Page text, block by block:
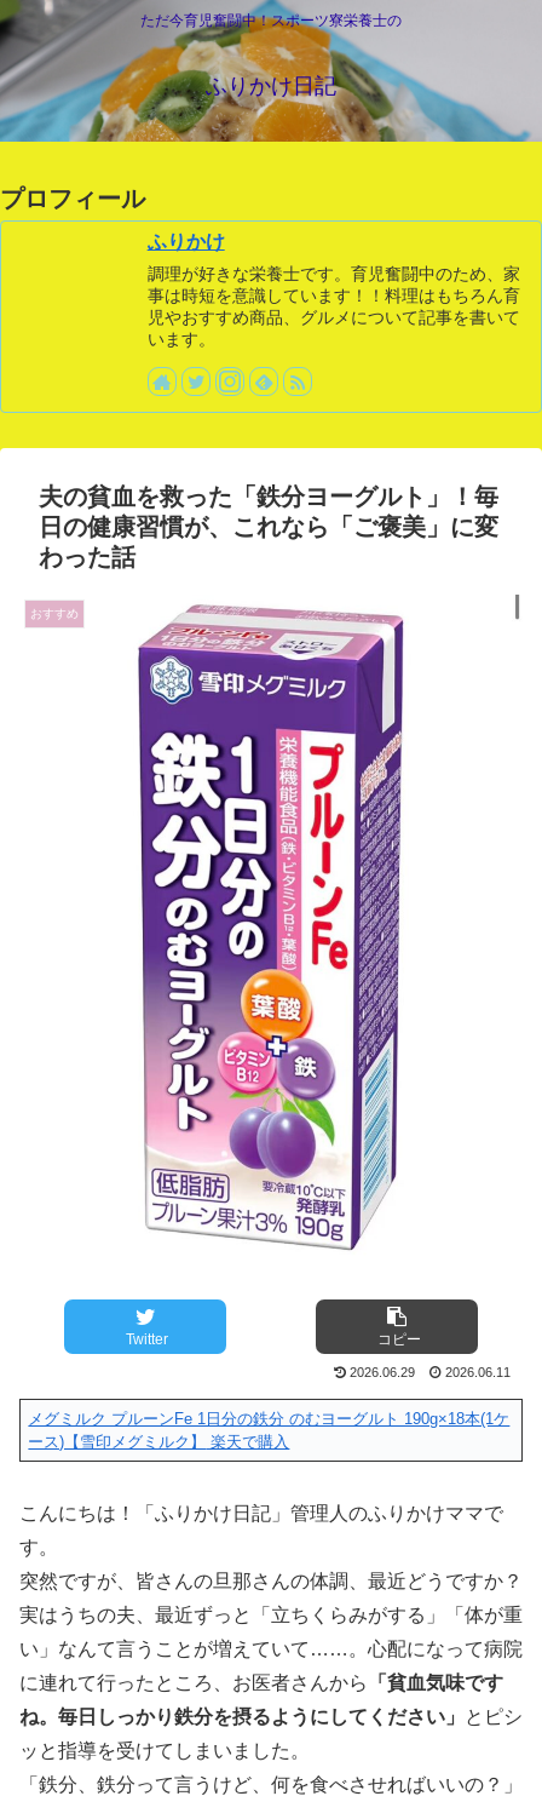
ただ今育児奮闘中！スポーツ寮栄養士の
ふりかけ日記
プロフィール
ふりかけ
調理が好きな栄養士です。育児奮闘中のため、家
事は時短を意識しています！！料理はもちろん育
児やおすすめ商品、グルメについて記事を書いて
います。
夫の貧血を救った「鉄分ヨーグルト」！毎
日の健康習慣が、これなら「ご褒美」に変
わった話
おすすめ
Twitter コピー
2026.06.29 2026.06.11
メグミルク プルーンFe 1日分の鉄分 のむヨーグルト 190g×18本(1ケ
ース)【雪印メグミルク】
楽天で購入
こんにちは！「ふりかけ日記」管理人のふりかけママで
す。
突然ですが、皆さんの旦那さんの体調、最近どうですか？
実はうちの夫、最近ずっと「立ちくらみがする」「体が重
い」なんて言うことが増えていて……。心配になって病院
に連れて行ったところ、お医者さんから
「貧血気味です
ね。毎日しっかり鉄分を摂るようにしてください」
とピシ
ッと指導を受けてしまいました。
「鉄分、鉄分って言うけど、何を食べさせればいいの？」